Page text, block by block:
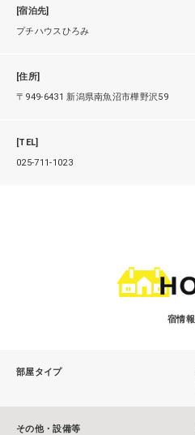
[宿泊先]
プチハウスひろみ
[住所]
〒949-6431 新潟県南魚沼市樺野沢59
[TEL]
025-711-1023
宿情報
部屋タイプ
その他・設備等